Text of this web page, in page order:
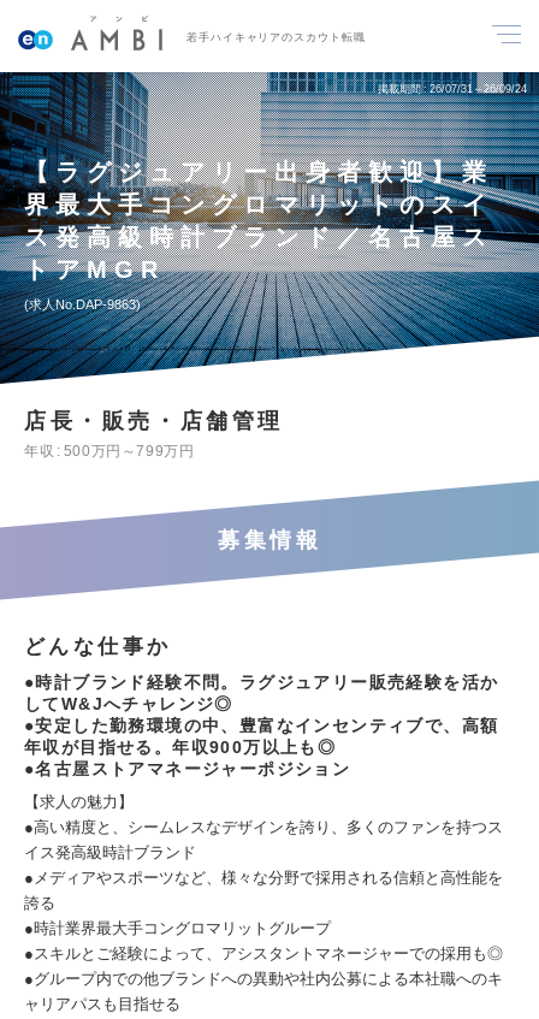
若手ハイキャリアのスカウト転職
掲載期間 26/07/31～26/09/24
【ラグジュアリー出身者歓迎】業
界最大手コングロマリットのスイ
ス発高級時計ブランド／名古屋ス
トアMGR
求人No.DAP-9863
店長・販売・店舗管理
年収 500万円～799万円
募集情報
どんな仕事か
●時計ブランド経験不問。ラグジュアリー販売経験を活か
してW&Jへチャレンジ◎
●安定した勤務環境の中、豊富なインセンティブで、高額
年収が目指せる。年収900万以上も◎
●名古屋ストアマネージャーポジション
【求人の魅力】
●高い精度と、シームレスなデザインを誇り、多くのファンを持つス
イス発高級時計ブランド
●メディアやスポーツなど、様々な分野で採用される信頼と高性能を
誇る
●時計業界最大手コングロマリットグループ
●スキルとご経験によって、アシスタントマネージャーでの採用も◎
●グループ内での他ブランドへの異動や社内公募による本社職へのキ
ャリアパスも目指せる